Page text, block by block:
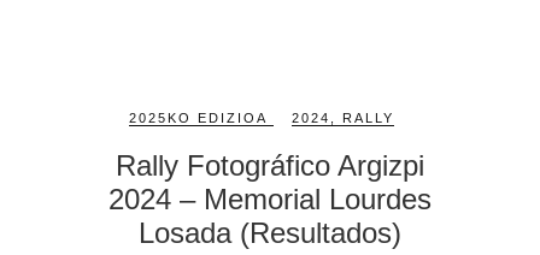
2025KO EDIZIOA 2024 RALLY
Rally Fotográfico Argizpi
2024 – Memorial Lourdes
Losada (Resultados)